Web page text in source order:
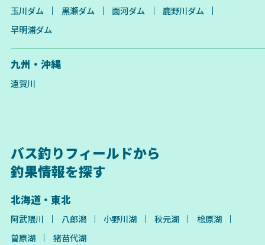
玉川ダム
黒瀬ダム 面河ダム
鹿野川ダム
早明浦ダム
九州・沖縄
遠賀川
バス釣りフィールドから
釣果情報を探す
北海道・東北
阿武隈川 八郎潟 小野川湖 秋元湖
桧原湖
曽原湖
猪苗代湖